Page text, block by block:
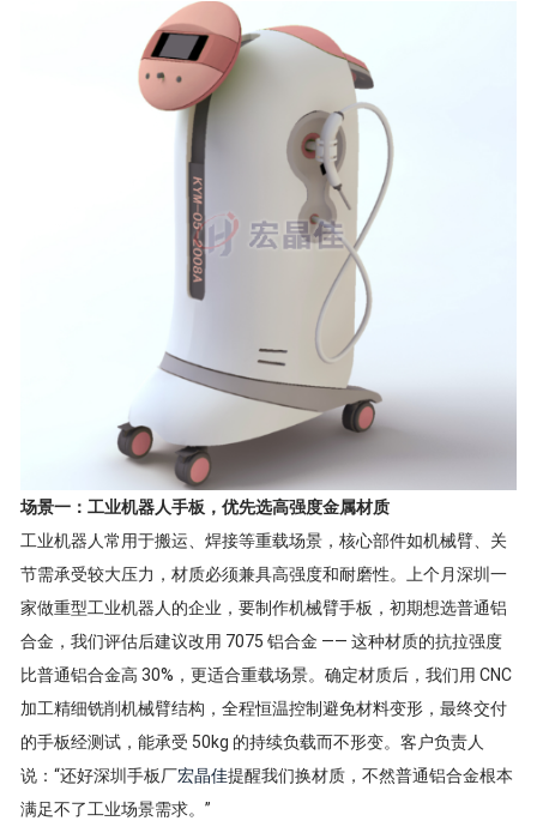
场景一：工业机器人手板，优先选高强度金属材质
工业机器人常用于搬运、焊接等重载场景，核心部件如机械臂、关
节需承受较大压力，材质必须兼具高强度和耐磨性。上个月深圳一
家做重型工业机器人的企业，要制作机械臂手板，初期想选普通铝
合金，我们评估后建议改用 7075 铝合金 —— 这种材质的抗拉强度
比普通铝合金高 30%，更适合重载场景。确定材质后，我们用 CNC
加工精细铣削机械臂结构，全程恒温控制避免材料变形，最终交付
的手板经测试，能承受 50kg 的持续负载而不形变。客户负责人
说：“还好深圳手板厂宏晶佳提醒我们换材质，不然普通铝合金根本
满足不了工业场景需求。”